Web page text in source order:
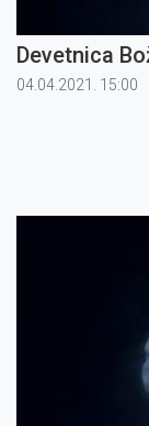
Devetnica
04.04.2021. 15:00